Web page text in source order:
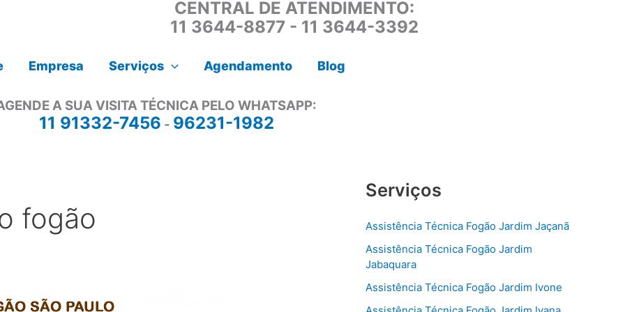
CENTRAL DE ATENDIMENTO:
11 3644-8877 - 11 3644-3392
Empresa Serviços Agendamento Blog
A SUA VISITA TÉCNICA PELO WHATSAPP:
11 91332-7456 - 96231-1982
fogão
Serviços
Assistência Técnica Fogão Jardim Jaçanã
Assistência Técnica Fogão Jardim
Jabaquara
Assistência Técnica Fogão Jardim Ivone